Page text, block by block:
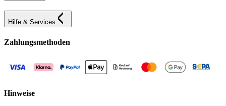
Hilfe & Services
Zahlungsmethoden
Hinweise